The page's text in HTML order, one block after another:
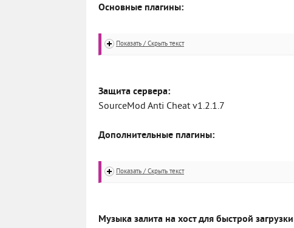
Основные плагины:
Показать / Скрыть текст
Защита сервера:
SourceMod Anti Cheat v1.2.1.7
Дополнительные плагины:
Показать / Скрыть текст
Музыка залита на хост для быстрой загрузки